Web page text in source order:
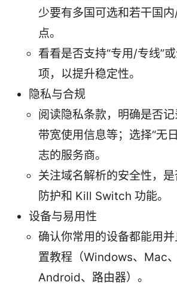
少要有多国可选和若干国
点。
看看是否支持“专用/专线”
项，以提升稳定性。
隐私与合规
阅读隐私条款，明确是否记
带宽使用信息等；选择“无
志的服务商。
关注域名解析的安全性，
防护和 Kill Switch 功能。
设备与易用性
确认你常用的设备都能用
置教程（Windows、Mac、
Android、路由器）。